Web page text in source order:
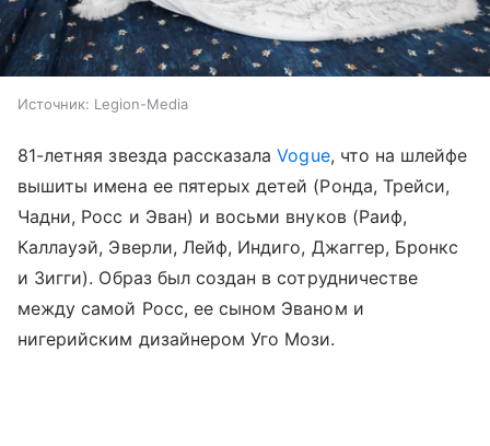
Источник: Legion-Media
81-летняя звезда рассказалаVogue, что на шлейфе
вышиты имена ее пятерых детей (Ронда, Трейси,
Чадни, Росс и Эван) и восьми внуков (Раиф,
Каллауэй, Эверли, Лейф, Индиго, Джаггер, Бронкс
и Зигги). Образ был создан в сотрудничестве
между самой Росс, ее сыном Эваном и
нигерийским дизайнером Уго Мози.